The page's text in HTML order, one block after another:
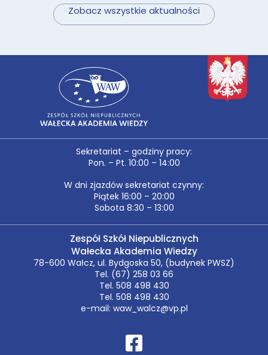
Zobacz wszystkie aktualności
Sekretariat – godziny pracy:
Pon. – Pt. 10:00 – 14:00
W dni zjazdów sekretariat czynny:
Piątek 16:00 – 20:00
Sobota 8:30 – 13:00
Zespół Szkół Niepublicznych
Wałecka Akademia Wiedzy
78-600 Wałcz, ul. Bydgoska 50, (budynek PWSZ)
Tel. (67) 258 03 66
Tel. 508 498 430
Tel. 508 498 430
e-mail: waw_walcz@vp.pl